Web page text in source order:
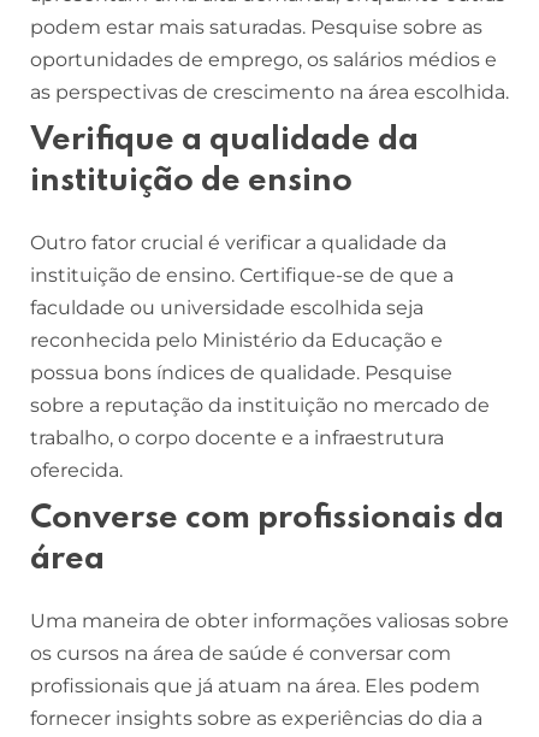
podem estar mais saturadas. Pesquise sobre as
oportunidades de emprego, os salários médios e
as perspectivas de crescimento na área escolhida.
Verifique a qualidade da
instituição de ensino
Outro fator crucial é verificar a qualidade da
instituição de ensino. Certifique-se de que a
faculdade ou universidade escolhida seja
reconhecida pelo Ministério da Educação e
possua bons índices de qualidade. Pesquise
sobre a reputação da instituição no mercado de
trabalho, o corpo docente e a infraestrutura
oferecida.
Converse com profissionais da
área
Uma maneira de obter informações valiosas sobre
os cursos na área de saúde é conversar com
profissionais que já atuam na área. Eles podem
fornecer insights sobre as experiências do dia a